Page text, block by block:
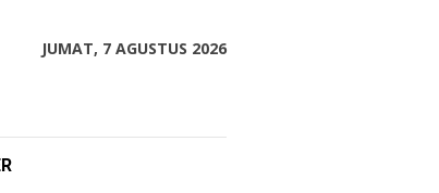
JUMAT, 7 AGUSTUS 2026